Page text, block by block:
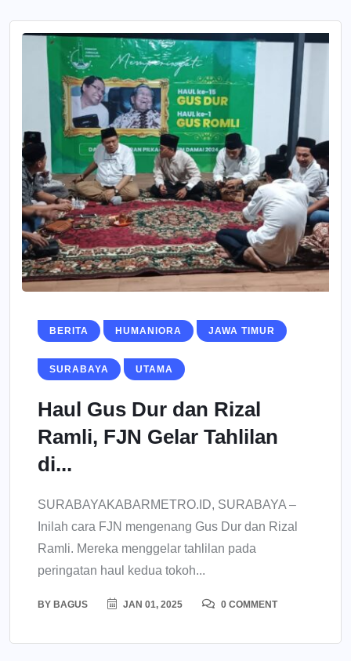
BERITA HUMANIORA JAWA TIMUR
SURABAYA UTAMA
Haul Gus Dur dan Rizal
Ramli, FJN Gelar Tahlilan
di...
SURABAYAKABARMETRO.ID, SURABAYA –
Inilah cara FJN mengenang Gus Dur dan Rizal
Ramli. Mereka menggelar tahlilan pada
peringatan haul kedua tokoh...
BY BAGUS JAN 01, 2025 0 COMMENT